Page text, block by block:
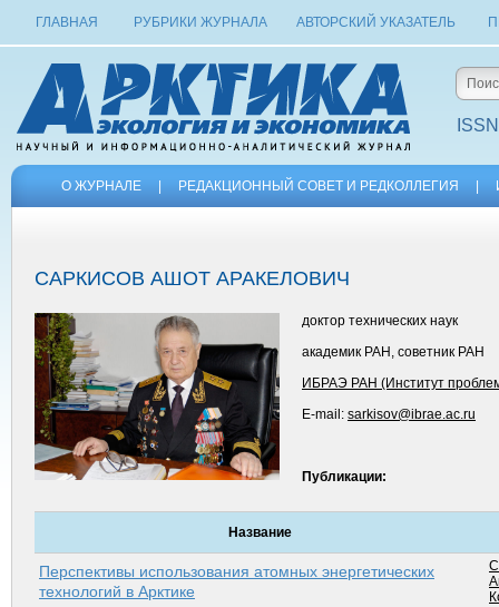
ГЛАВНАЯ РУБРИКИ ЖУРНАЛА АВТОРСКИЙ УКАЗАТЕЛЬ
О ЖУРНАЛЕ РЕДАКЦИОННЫЙ СОВЕТ И РЕДКОЛЛЕГИЯ
САРКИСОВ АШОТ АРАКЕЛОВИЧ
доктор технических наук
академик РАН, советник РАН
ИБРАЭ РАН (Институт проблем
E-mail: sarkisov@ibrae.ac.ru
Публикации:
Название
Перспективы использования атомных энергетических
технологий в Арктике